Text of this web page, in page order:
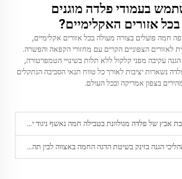
בעמודי פלדה מוגנים
אזורים האקלימיים?
חמה פועלים בצורה מעולה בכל אזורים אקלימיים,
לאזורים הצפוניים הקרים עם מחזורי הקפאה והפשרה.
עקיבה מפני קלקול ללא תלות בשינויי הטמפרטורה,
נשארות יציבות לאורך כל טווח תנאי הסביבה הנתקלים
בצפון אמריקה ובכל העולם.
פלדה מגולוונת בטבילה חמה נאשף ניגוד יעיל במיוחד לשחיקה במערכות ימיות?
בזינק בשיטת הדגה החמה באצווה לבין תהליך רציף עבור הפרויקט שלכם?